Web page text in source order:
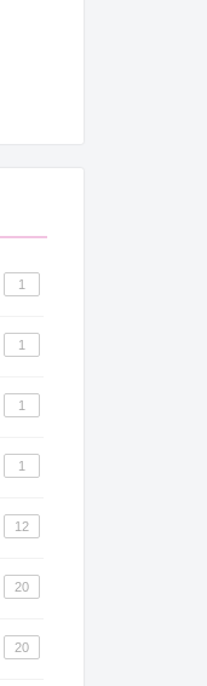
1
1
1
1
12
20
20